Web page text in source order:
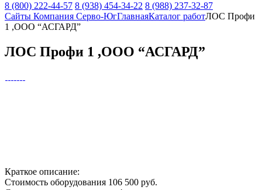
8 (800) 222-44-57 8 (938) 454-34-22 8 (988) 237-32-87
Сайты Компания Серво-ЮгГлавнаяКаталог работЛОС Профи
1 ,ООО “АСГАРД”
ЛОС Профи 1 ,ООО “АСГАРД”
Краткое описание:
Стоимость оборудования 106 500 руб.